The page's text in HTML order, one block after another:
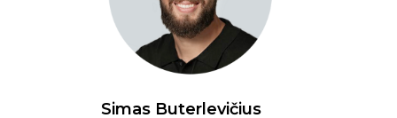
Simas Buterlevičius